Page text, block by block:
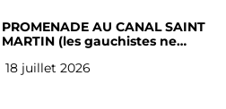
PROMENADE AU CANAL SAINT
MARTIN (les gauchistes ne
18 juillet 2026